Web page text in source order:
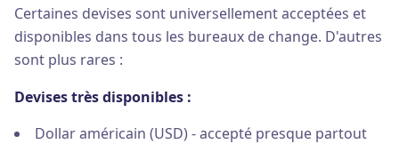
Certaines devises sont universellement acceptées et
disponibles dans tous les bureaux de change. D'autres
sont plus rares :
Devises très disponibles :
Dollar américain (USD) - accepté presque partout